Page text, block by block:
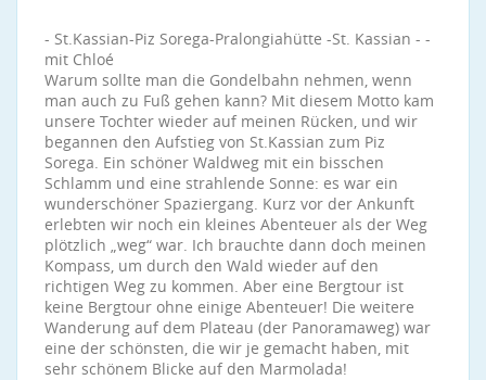
- St.Kassian-Piz Sorega-Pralongiahütte -St. Kassian - -
mit Chloé
Warum sollte man die Gondelbahn nehmen, wenn
man auch zu Fuß gehen kann? Mit diesem Motto kam
unsere Tochter wieder auf meinen Rücken, und wir
begannen den Aufstieg von St.Kassian zum Piz
Sorega. Ein schöner Waldweg mit ein bisschen
Schlamm und eine strahlende Sonne: es war ein
wunderschöner Spaziergang. Kurz vor der Ankunft
erlebten wir noch ein kleines Abenteuer als der Weg
plötzlich „weg“ war. Ich brauchte dann doch meinen
Kompass, um durch den Wald wieder auf den
richtigen Weg zu kommen. Aber eine Bergtour ist
keine Bergtour ohne einige Abenteuer! Die weitere
Wanderung auf dem Plateau (der Panoramaweg) war
eine der schönsten, die wir je gemacht haben, mit
sehr schönem Blicke auf den Marmolada!